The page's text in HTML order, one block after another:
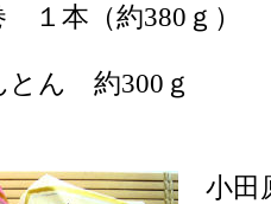
１本（約380ｇ）
とん 約300ｇ
小田